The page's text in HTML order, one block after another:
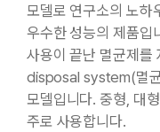
모델로 연구소의 노하
우수한 성능의 제품입
사용이 끝난 멸균제를
disposal system(멸
모델입니다. 중형, 대
주로 사용합니다.